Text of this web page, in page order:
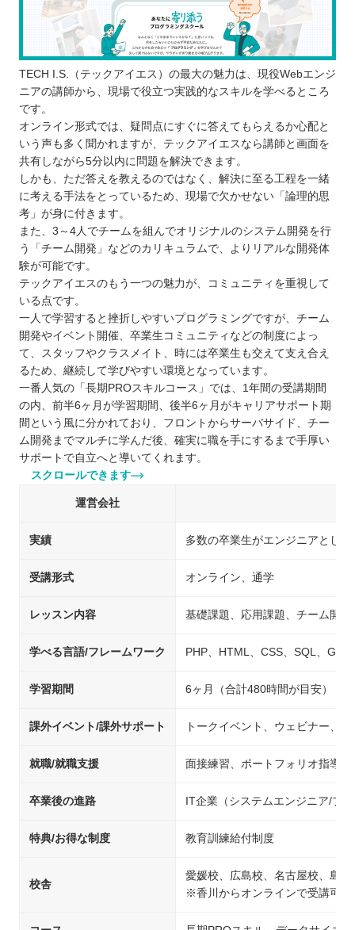
学びやすい環境か体験に参加する
香川で自分に合ったプログラムスクールを選ぼ
う！
自分の住んでるエリアでプログラミングスクールを
探したい⭐️
北海道 / 東北
関東
中部
近畿
中国
四国
九州 / 沖縄
TECH I.S.（テックアイエス）の最大の魅力は、現役Webエンジ
ニアの講師から、現場で役立つ実践的なスキルを学べるところ
です。
オンライン形式では、疑問点にすぐに答えてもらえるか心配と
いう声も多く聞かれますが、テックアイエスなら講師と画面を
共有しながら5分以内に問題を解決できます。
しかも、ただ答えを教えるのではなく、解決に至る工程を一緒
に考える手法をとっているため、現場で欠かせない「論理的思
考」が身に付きます。
また、3～4人でチームを組んでオリジナルのシステム開発を行
う「チーム開発」などのカリキュラムで、よりリアルな開発体
験が可能です。
テックアイエスのもう一つの魅力が、コミュニティを重視して
いる点です。
一人で学習すると挫折しやすいプログラミングですが、チーム
開発やイベント開催、卒業生コミュニティなどの制度によっ
て、スタッフやクラスメイト、時には卒業生も交えて支え合え
るため、継続して学びやすい環境となっています。
一番人気の「長期PROスキルコース」では、1年間の受講期間
の内、前半6ヶ月が学習期間、後半6ヶ月がキャリアサポート期
間という風に分かれており、フロントからサーバサイド、チー
ム開発までマルチに学んだ後、確実に職を手にするまで手厚い
サポートで自立へと導いてくれます。
スクロールできます
運営会社
実績 多数の卒業生がエンジニアとして
受講形式 オンライン、通学
レッスン内容 基礎課題、応用課題、チーム開発
学べる言語/フレームワーク PHP、HTML、CSS、SQL、Git
学習期間 6ヶ月（合計480時間が目安）
課外イベント/課外サポート トークイベント、ウェビナー、
就職/就職支援 面接練習、ポートフォリオ指導
卒業後の進路 IT企業（システムエンジニア/プ
特典/お得な制度 教育訓練給付制度
校舎
愛媛校、広島校、名古屋校、島根
※香川からオンラインで受講可能